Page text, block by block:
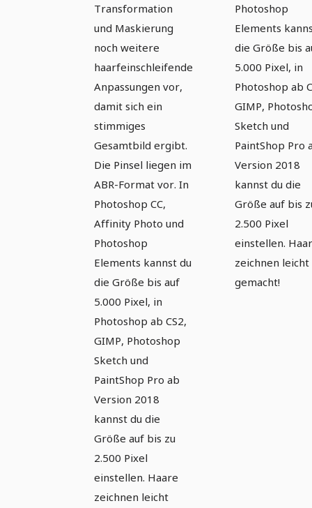
Transformation
und Maskierung
noch weitere
haarfeinschleifende
Anpassungen vor,
damit sich ein
stimmiges
Gesamtbild ergibt.
Die Pinsel liegen im
ABR-Format vor. In
Photoshop CC,
Affinity Photo und
Photoshop
Elements kannst du
die Größe bis auf
5.000 Pixel, in
Photoshop ab CS2,
GIMP, Photoshop
Sketch und
PaintShop Pro ab
Version 2018
kannst du die
Größe auf bis zu
2.500 Pixel
einstellen. Haare
zeichnen leicht
Photoshop
Elements
die Größe bis
5.000 Pixel, in
Photoshop ab
GIMP,
Sketch und
PaintShop Pro
Version 2018
kannst du die
Größe auf bis
2.500 Pixel
einstellen.
zeichnen leicht
gemacht!